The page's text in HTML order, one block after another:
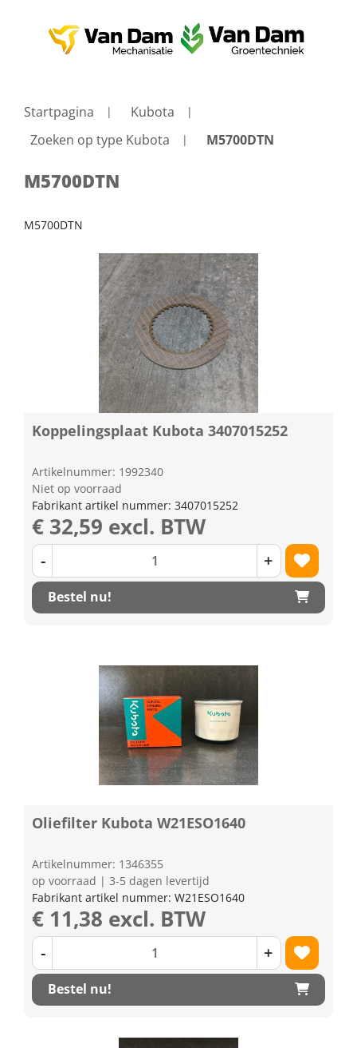
Startpagina
Kubota
Zoeken op type Kubota
M5700DTN
M5700DTN
M5700DTN
Koppelingsplaat Kubota 3407015252
Artikelnummer: 1992340
Niet op voorraad
Fabrikant artikel nummer: 3407015252
€ 32,59 excl. BTW
- +
Bestel nu!
Oliefilter Kubota W21ESO1640
Artikelnummer: 1346355
op voorraad | 3-5 dagen levertijd
Fabrikant artikel nummer: W21ESO1640
€ 11,38 excl. BTW
- +
Bestel nu!